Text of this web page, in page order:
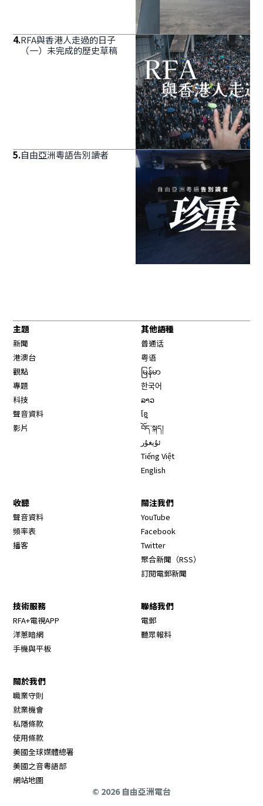
4.RFA與香港人走過的日子
（一）未完成的歷史草稿
5.自由亞洲粵語告別讀者
主題
新聞
港澳台
觀點
專題
科技
聲音資料
影片
其他語種
普通话
粤语
မြန်မာ
한국어
ລາວ
ខ្មែ
བོད་སྐད།
ئۇيغۇر
Tiếng Việt
English
收聽
聲音資料
頻率表
播客
關注我們
YouTube
Facebook
Twitter
聚合新聞（RSS）
訂閱電郵新聞
技術服務
RFA+電視APP
洋蔥暗網
手機與平板
聯絡我們
電郵
聽眾報料
關於我們
職業守則
就業機會
私隱條款
使用條款
美國全球媒體總署
美國之音粵語部
網站地圖
© 2026 自由亞洲電台